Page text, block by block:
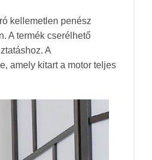
kellemetlen penész
A termék cserélhető
A
amely kitart a motor teljes